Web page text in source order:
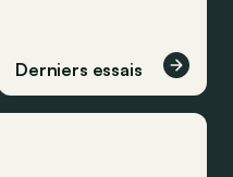
Derniers essais